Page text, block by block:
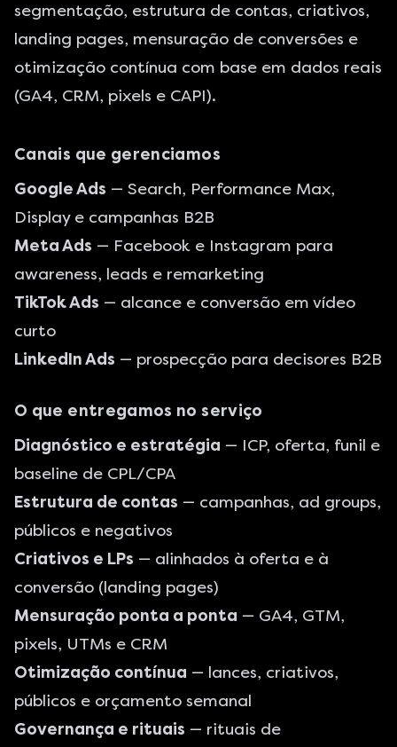
segmentação, estrutura de contas, criativos,
landing pages, mensuração de conversões e
otimização contínua com base em dados reais
(GA4, CRM, pixels e CAPI).
Canais que gerenciamos
Google Ads — Search, Performance Max,
Display e campanhas B2B
Meta Ads — Facebook e Instagram para
awareness, leads e remarketing
TikTok Ads — alcance e conversão em vídeo
curto
LinkedIn Ads — prospecção para decisores B2B
O que entregamos no serviço
Diagnóstico e estratégia — ICP, oferta, funil e
baseline de CPL/CPA
Estrutura de contas — campanhas, ad groups,
públicos e negativos
Criativos e LPs — alinhados à oferta e à
conversão (landing pages)
Mensuração ponta a ponta — GA4, GTM,
pixels, UTMs e CRM
Otimização contínua — lances, criativos,
públicos e orçamento semanal
Governança e rituais — rituais de